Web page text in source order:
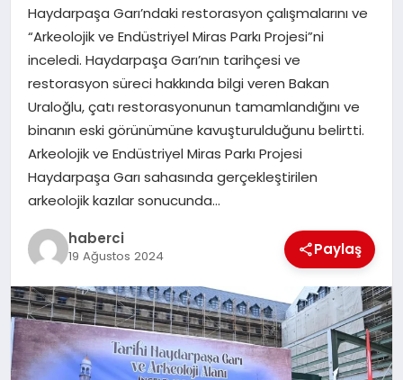
SIYASET
SPOR
TEKNOLOJI
YAŞAM
Haydarpaşa Garı’ndaki restorasyon çalışmalarını ve
“Arkeolojik ve Endüstriyel Miras Parkı Projesi”ni
inceledi. Haydarpaşa Garı’nın tarihçesi ve
restorasyon süreci hakkında bilgi veren Bakan
Uraloğlu, çatı restorasyonunun tamamlandığını ve
binanın eski görünümüne kavuşturulduğunu belirtti.
Arkeolojik ve Endüstriyel Miras Parkı Projesi
Haydarpaşa Garı sahasında gerçekleştirilen
arkeolojik kazılar sonucunda…
haberci
19 Ağustos 2024 Paylaş